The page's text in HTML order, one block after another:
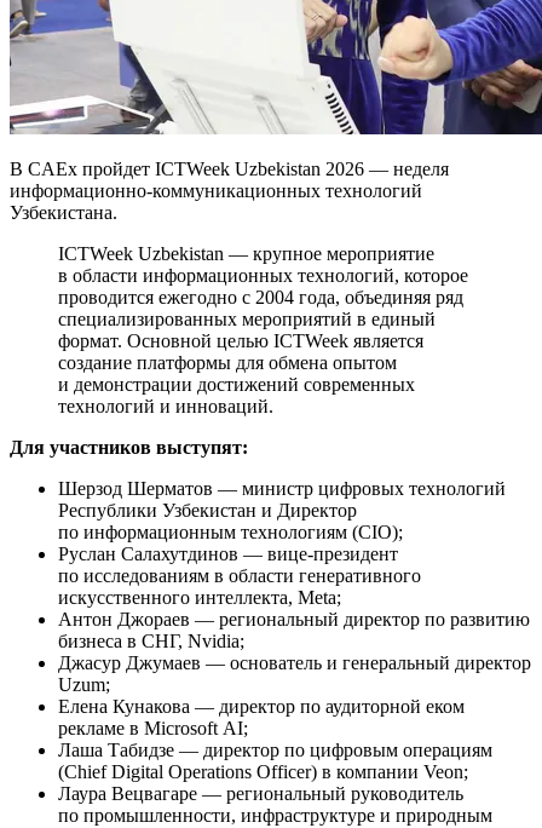
В CAEx пройдет ICTWeek Uzbekistan 2026 — неделя
информационно-коммуникационных технологий
Узбекистана.
ICTWeek Uzbekistan — крупное мероприятие
в области информационных технологий, которое
проводится ежегодно с 2004 года, объединяя ряд
специализированных мероприятий в единый
формат. Основной целью ICTWeek является
создание платформы для обмена опытом
и демонстрации достижений современных
технологий и инноваций.
Для участников выступят:
Шерзод Шерматов — министр цифровых технологий
Республики Узбекистан и Директор
по информационным технологиям (CIO);
Руслан Салахутдинов — вице-президент
по исследованиям в области генеративного
искусственного интеллекта, Meta;
Антон Джораев — региональный директор по развитию
бизнеса в СНГ, Nvidia;
Джасур Джумаев — основатель и генеральный директор
Uzum;
Елена Кунакова — директор по аудиторной еком
рекламе в Microsoft AI;
Лаша Табидзе — директор по цифровым операциям
(Chief Digital Operations Officer) в компании Veon;
Лаура Вецвагаре — региональный руководитель
по промышленности, инфраструктуре и природным